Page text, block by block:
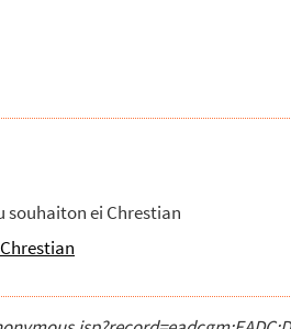
souhaiton ei Chrestian